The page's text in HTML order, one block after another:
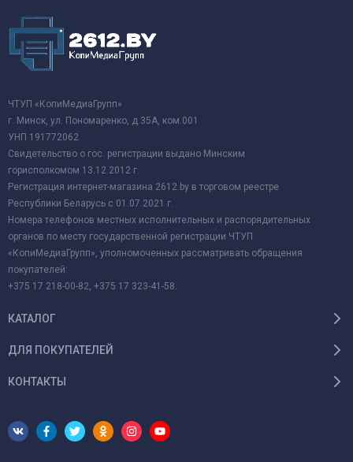
ЧТУП «КопиМедиаГрупп»
г. Минск, ул. Пономаренко, д.35А, ком.001
УНП 191772062
Свидетельство о гос. регистрации выдано Минским
горисполкомом 13.12.2012 г.
Регистрация интернет-магазина 2612.by в торговом реестре
Республики Беларусь с 01.07.2021 г.
Номера телефонов местных исполнительных и распорядительных
органов по месту государственной регистрации ЧТУП
«КопиМедиаГрупп», уполномоченных рассматривать обращения
покупателей:
+375 17 218-00-82, +375 17 323-41-58.
КАТАЛОГ
ДЛЯ ПОКУПАТЕЛЕЙ
КОНТАКТЫ